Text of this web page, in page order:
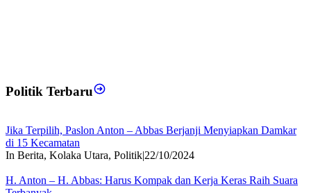
Politik Terbaru
Jika Terpilih, Paslon Anton – Abbas Berjanji Menyiapkan Damkar
di 15 Kecamatan
In Berita, Kolaka Utara, Politik|22/10/2024
H. Anton – H. Abbas: Harus Kompak dan Kerja Keras Raih Suara